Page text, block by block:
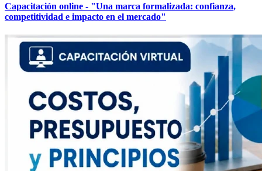
Capacitación online - "Una marca formalizada: confianza,
competitividad e impacto en el mercado"